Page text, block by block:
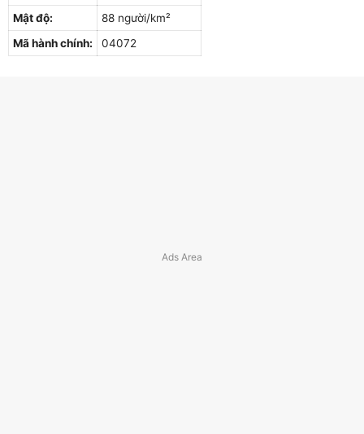
Mật độ:
88 người/km²
Mã hành chính:
04072